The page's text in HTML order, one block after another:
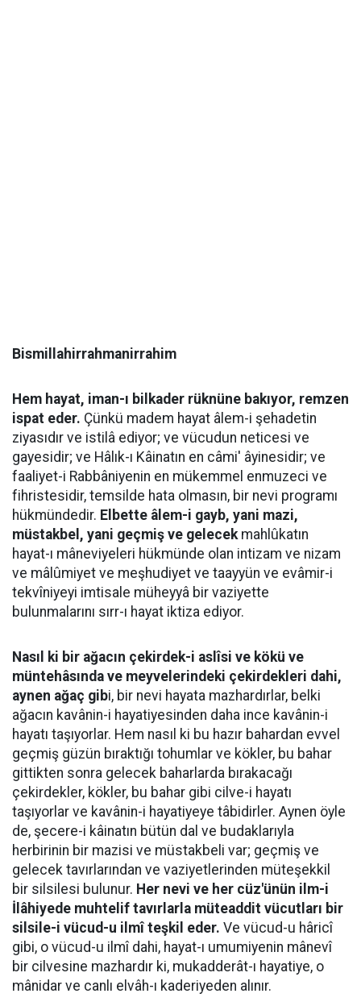
Bismillahirrahmanirrahim
Hem hayat, iman-ı bilkader rüknüne bakıyor, remzen
ispat eder. Çünkü madem hayat âlem-i şehadetin
ziyasıdır ve istilâ ediyor; ve vücudun neticesi ve
gayesidir; ve Hâlık-ı Kâinatın en câmi' âyinesidir; ve
faaliyet-i Rabbâniyenin en mükemmel enmuzeci ve
fihristesidir, temsilde hata olmasın, bir nevi programı
hükmündedir. Elbette âlem-i gayb, yani mazi,
müstakbel, yani geçmiş ve gelecekmahlûkatın
hayat-ı mâneviyeleri hükmünde olan intizam ve nizam
ve mâlûmiyet ve meşhudiyet ve taayyün ve evâmir-i
tekvîniyeyi imtisale müheyyâ bir vaziyette
bulunmalarını sırr-ı hayat iktiza ediyor.
Nasıl ki bir ağacın çekirdek-i aslîsi ve kökü ve
müntehâsında ve meyvelerindeki çekirdekleri dahi,
aynen ağaç gibi, bir nevi hayata mazhardırlar, belki
ağacın kavânin-i hayatiyesinden daha ince kavânin-i
hayatı taşıyorlar. Hem nasıl ki bu hazır bahardan evvel
geçmiş güzün bıraktığı tohumlar ve kökler, bu bahar
gittikten sonra gelecek baharlarda bırakacağı
çekirdekler, kökler, bu bahar gibi cilve-i hayatı
taşıyorlar ve kavânin-i hayatiyeye tâbidirler. Aynen öyle
de, şecere-i kâinatın bütün dal ve budaklarıyla
herbirinin bir mazisi ve müstakbeli var; geçmiş ve
gelecek tavırlarından ve vaziyetlerinden müteşekkil
bir silsilesi bulunur. Her nevi ve her cüz'ünün ilm-i
İlâhiyede muhtelif tavırlarla müteaddit vücutları bir
silsile-i vücud-u ilmî teşkil eder. Ve vücud-u hâricî
gibi, o vücud-u ilmî dahi, hayat-ı umumiyenin mânevî
bir cilvesine mazhardır ki, mukadderât-ı hayatiye, o
mânidar ve canlı elvâh-ı kaderiyeden alınır.